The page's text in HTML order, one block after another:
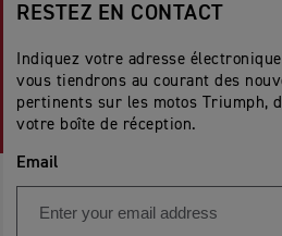
RESTEZ EN CONTACT
Indiquez votre adresse
vous tiendrons au courant des
pertinents sur les motos Triumph,
votre boîte de réception.
Email